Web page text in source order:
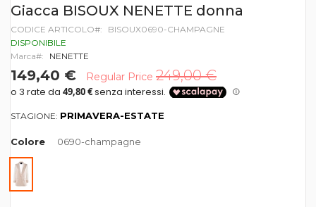
Vai
all'inizio
della
galleria
di
Giacca BISOUX NENETTE donna
CODICE ARTICOLO
BISOUX0690-CHAMPAGNE
DISPONIBILE
Marca
NENETTE
149,40 € Regular Price 249,00 €
STAGIONE: PRIMAVERA-ESTATE
Colore 0690-champagne